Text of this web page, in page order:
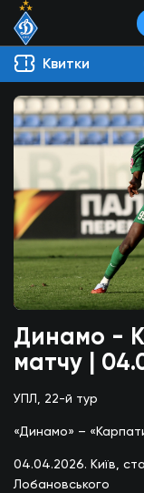
Квитки
Динамо -
матчу |
УПЛ, 22-й тур
«Динамо» –
04.04.2026. Київ,
Лобановського